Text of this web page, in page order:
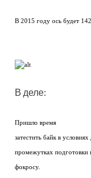
В 2015 году ось будет
В деле:
Пришло время
затестить байк в
промежутках подготовки
фокросу.